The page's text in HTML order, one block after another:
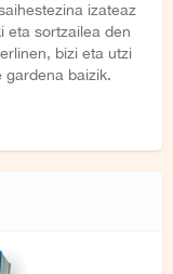
izateaz
eta sortzailea den
bizi eta utzi
gardena baizik.